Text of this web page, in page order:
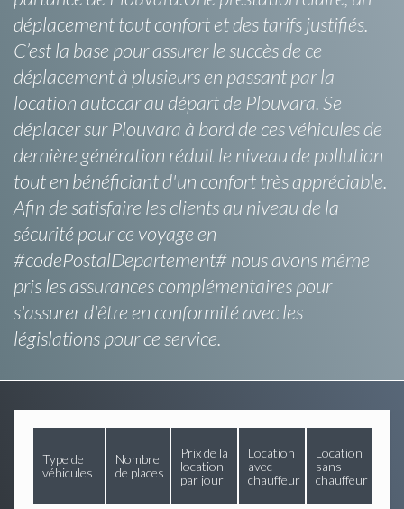
déplacement tout confort et des tarifs justifiés.
C’est la base pour assurer le succès de ce
déplacement à plusieurs en passant par la
location autocar au départ de Plouvara. Se
déplacer sur Plouvara à bord de ces véhicules de
dernière génération réduit le niveau de pollution
tout en bénéficiant d'un confort très appréciable.
Afin de satisfaire les clients au niveau de la
sécurité pour ce voyage en
#codePostalDepartement# nous avons même
pris les assurances complémentaires pour
s'assurer d'être en conformité avec les
législations pour ce service.
Type de
véhicules
Nombre
de places
Prix de la
location
par jour
Location
avec
chauffeur
Location
sans
chauffeur